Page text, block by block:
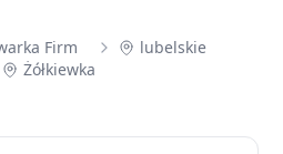
Firm
lubelskie
Żółkiewka